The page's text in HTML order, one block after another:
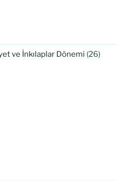
ve İnkılaplar Dönemi (26)